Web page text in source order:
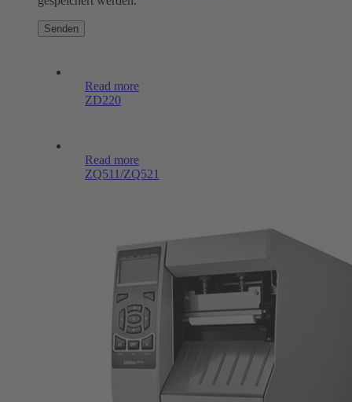
Read more
ZD220
Read more
ZQ511/ZQ521